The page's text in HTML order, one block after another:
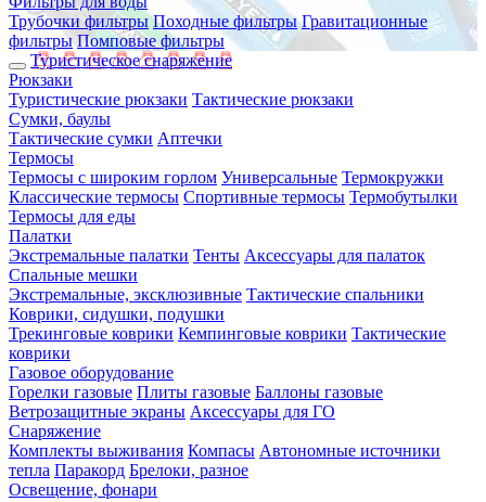
Трубочки фильтры Походные фильтры Гравитационные
фильтры Помповые фильтры
Туристическое снаряжение
Рюкзаки
Туристические рюкзаки Тактические рюкзаки
Сумки, баулы
Тактические сумки Аптечки
Термосы
Термосы с широким горлом Универсальные Термокружки
Классические термосы Спортивные термосы Термобутылки
Термосы для еды
Палатки
Экстремальные палатки Тенты Аксессуары для палаток
Спальные мешки
Экстремальные, эксклюзивные Тактические спальники
Коврики, сидушки, подушки
Трекинговые коврики Кемпинговые коврики Тактические
коврики
Газовое оборудование
Горелки газовые Плиты газовые Баллоны газовые
Ветрозащитные экраны Аксессуары для ГО
Снаряжение
Комплекты выживания Компасы Автономные источники
тепла Паракорд Брелоки, разное
Освещение, фонари